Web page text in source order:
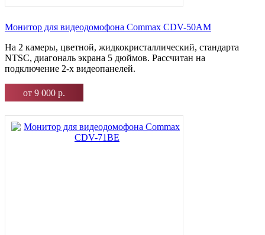
Монитор для видеодомофона Commax CDV-50AM
На 2 камеры, цветной, жидкокристаллический, стандарта
NTSC, диагональ экрана 5 дюймов. Рассчитан на
подключение 2-х видеопанелей.
от 9 000 р.